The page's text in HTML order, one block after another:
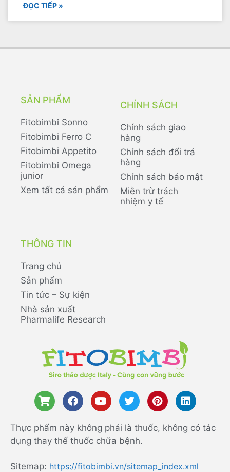
ĐỌC TIẾP »
SẢN PHẨM
Fitobimbi Sonno
Fitobimbi Ferro C
Fitobimbi Appetito
Fitobimbi Omega
junior
Xem tất cả sản phẩm
CHÍNH SÁCH
Chính sách giao
hàng
Chính sách đổi trả
hàng
Chính sách bảo mật
Miễn trừ trách
nhiệm y tế
THÔNG TIN
Trang chủ
Sản phẩm
Tin tức – Sự kiện
Nhà sản xuất
Pharmalife Research
Thực phẩm này không phải là thuốc, không có tác
dụng thay thế thuốc chữa bệnh.
Sitemap: https://fitobimbi.vn/sitemap_index.xml